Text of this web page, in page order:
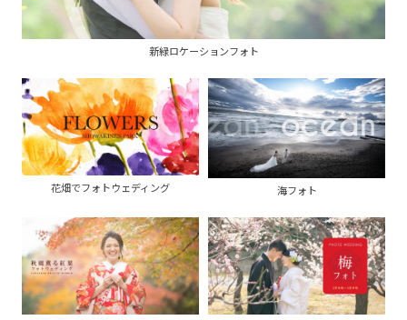
新緑ロケーションフォト
花畑でフォトウェディング 海フォト